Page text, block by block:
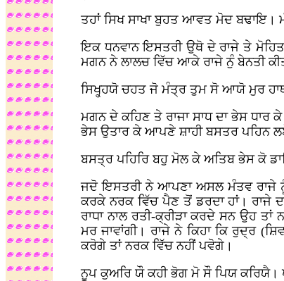
ਤਹਾਂ ਸਿਖ ਸਾਖਾ ਬੁਹਤ ਆਵਤ ਮੋਦ ਬਢਾਇ।
ਇਕ ਧਨਵਾਨ ਇਸਤਰੀ ਉਥੋ ਦੇ ਰਾਜੇ ਤੇ ਮੋਹਿਤ
ਮਗਨ ਨੇ ਲਾਲਚ ਵਿੱਚ ਆਕੇ ਰਾਜੇ ਨੁੰ ਬੇਨਤੀ
ਸਿਖ੍ਹ੍ਹਯੋ ਚਹਤ ਜੋ ਮੰਤ੍ਰ ਤੁਮ ਸੋ ਆਯੋ ਮੁਰ
ਮਗਨ ਦੇ ਕਹਿਣ ਤੇ ਰਾਜਾ ਸਾਧ ਦਾ ਭੇਸ ਧਾਰ
ਭੇਸ ਉਤਾਰ ਕੇ ਆਪਣੇ ਸ਼ਾਹੀ ਬਸਤਰ ਪਹਿਨ
ਬਸਤ੍ਰ ਪਹਿਰਿ ਬਹੁ ਮੋਲ ਕੇ ਅਤਿਬ ਭੇਸ ਕੋ
ਜਦੋ ਇਸਤਰੀ ਨੇ ਆਪਣਾ ਅਸਲ ਮੰਤਵ ਰਾਜੇ
ਕਰਕੇ ਨਰਕ ਵਿੱਚ ਪੈਣ ਤੋਂ ਡਰਦਾ ਹਾਂ। ਰਾਜੇ
ਰਾਧਾ ਨਾਲ ਰਤੀ-ਕ੍ਰੀੜਾ ਕਰਦੇ ਸਨ ਉਹ
ਮਰ ਜਾਵਾਂਗੀ। ਰਾਜੇ ਨੇ ਕਿਹਾ ਕਿ ਰੁਦ੍ਰ
ਕਰੋਗੇ ਤਾਂ ਨਰਕ ਵਿੱਚ ਨਹੀਂ ਪਵੋਗੇ।
ਨੂਪ ਕੁਅਰਿ ਯੌ ਕਹੀ ਭੋਗ ਮੋ ਸੌ ਪਿਯ ਕਰਿਯੈ।